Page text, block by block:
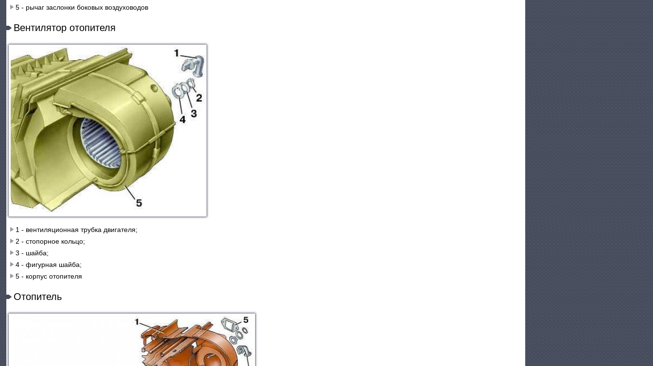
5 - рычаг заслонки боковых воздуховодов
Вентилятор отопителя
1 - вентиляционная трубка двигателя;
2 - стопорное кольцо;
3 - шайба;
4 - фигурная шайба;
5 - корпус отопителя
Отопитель